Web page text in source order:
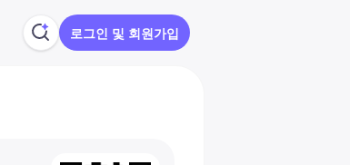
로그인 및 회원가입